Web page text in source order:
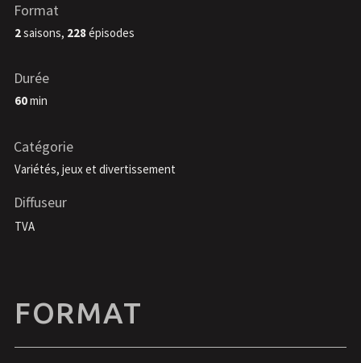
Format
2saisons, 228épisodes
Durée
60min
Catégorie
Variétés, jeux et divertissement
Diffuseur
TVA
FORMAT